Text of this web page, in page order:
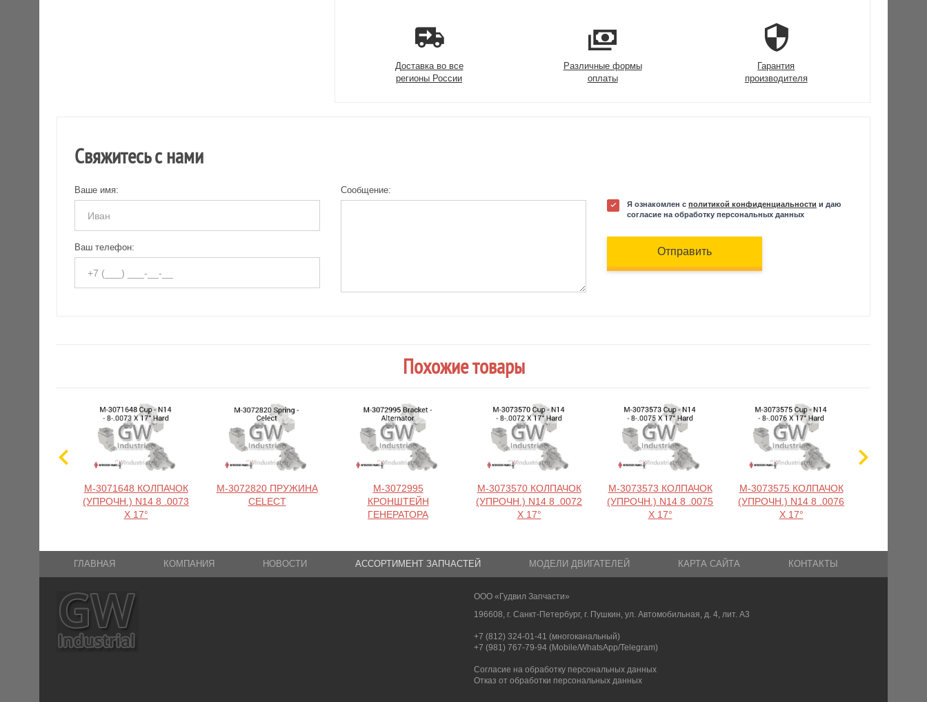
Доставка во все
регионы России
Различные формы
оплаты
Гарантия
производителя
Свяжитесь с нами
Ваше имя:
Ваш телефон:
Сообщение:
Я ознакомлен с политикой конфиденциальности и даю
согласие на обработку персональных данных
Отправить
Похожие товары
M-3071648 КОЛПАЧОК
(УПРОЧН.) N14 8 .0073
X 17°
M-3072820 ПРУЖИНА
CELECT
M-3072995
КРОНШТЕЙН
ГЕНЕРАТОРА
M-3073570 КОЛПАЧОК
(УПРОЧН.) N14 8 .0072
X 17°
M-3073573 КОЛПАЧОК
(УПРОЧН.) N14 8 .0075
X 17°
M-3073575 КОЛПАЧОК
(УПРОЧН.) N14 8 .0076
X 17°
ГЛАВНАЯ КОМПАНИЯ НОВОСТИ АССОРТИМЕНТ ЗАПЧАСТЕЙ МОДЕЛИ ДВИГАТЕЛЕЙ КАРТА САЙТА КОНТАКТЫ
ООО «Гудвил Запчасти»
196608, г. Санкт-Петербург, г. Пушкин, ул. Автомобильная, д. 4, лит. А3
+7 (812) 324-01-41 (многоканальный)
+7 (981) 767-79-94 (Mobile/WhatsApp/Telegram)
Согласие на обработку персональных данных
Отказ от обработки персональных данных